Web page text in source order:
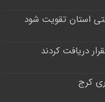
استان تقویت شود
کرج